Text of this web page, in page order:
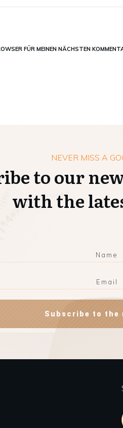
FÜR MEINEN NÄCHSTEN
NEVER MISS A
to our
with the
Subscribe to the